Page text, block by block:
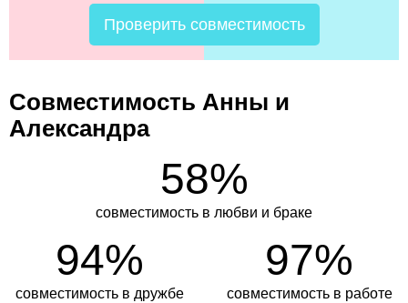
Проверить совместимость
Совместимость Анны и
Александра
58%
совместимость в любви и браке
94%
совместимость в дружбе
97%
совместимость в работе